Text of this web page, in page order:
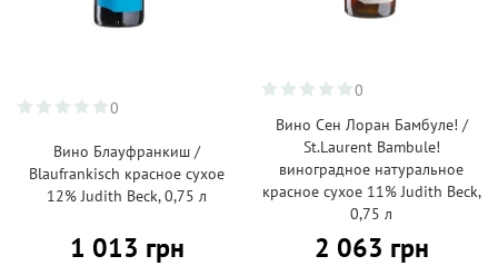
0
Вино Блауфранкиш /
Blaufrankisch красное сухое
12% Judith Beck, 0,75 л
1 013 грн
0
Вино Сен Лоран Бамбуле! /
St.Laurent Bambule!
виноградное натуральное
красное сухое 11% Judith Beck,
0,75 л
2 063 грн